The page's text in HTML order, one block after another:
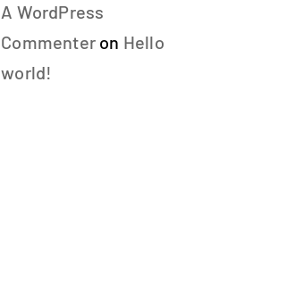
A WordPress
Commenteron Hello
world!